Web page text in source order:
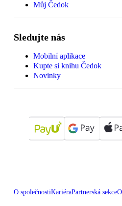
Můj Čedok
Sledujte nás
Mobilní aplikace
Kupte si knihu Čedok
Novinky
O společnostiKariéraPartnerská sekce